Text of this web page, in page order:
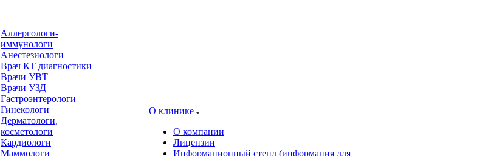
Аллергологи-
иммунологи
Анестезиологи
Врач КТ диагностики
Врачи УВТ
Врачи УЗД
Гастроэнтерологи
Гинекологи
Дерматологи,
косметологи
Кардиологи
Маммологи
О клинике
О компании
Лицензии
Информационный стенд (информация для